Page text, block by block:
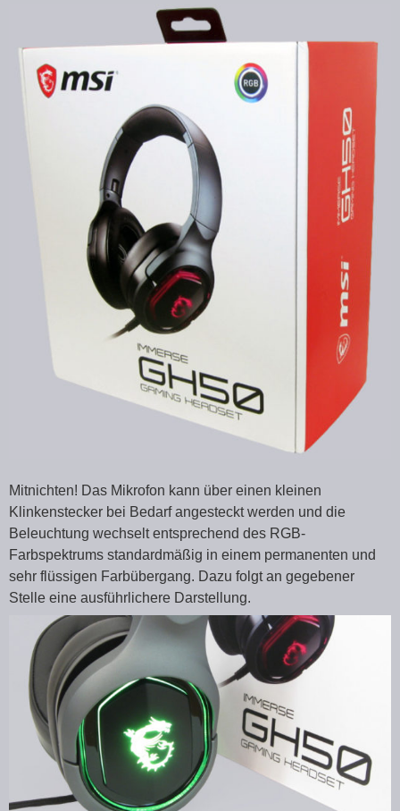
Mitnichten! Das Mikrofon kann über einen kleinen
Klinkenstecker bei Bedarf angesteckt werden und die
Beleuchtung wechselt entsprechend des RGB-
Farbspektrums standardmäßig in einem permanenten und
sehr flüssigen Farbübergang. Dazu folgt an gegebener
Stelle eine ausführlichere Darstellung.